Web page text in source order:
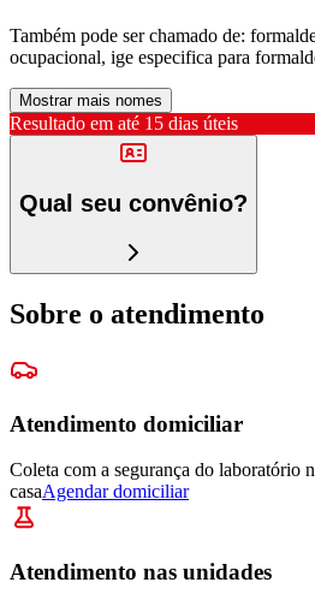
Também pode ser chamado de:
ocupacional, ige especifica para
Mostrar mais nomes
Resultado em até 15 dias úteis
Qual seu convênio?
Sobre o atendimento
Atendimento domiciliar
Coleta com a segurança do laboratório
casaAgendar domiciliar
Atendimento nas unidades